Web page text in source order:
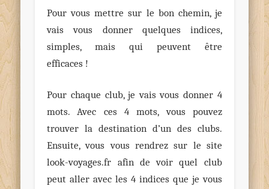
Pour vous mettre sur le bon chemin, je
vais vous donner quelques indices,
simples, mais qui peuvent être
efficaces !
Pour chaque club, je vais vous donner 4
mots. Avec ces 4 mots, vous pouvez
trouver la destination d’un des clubs.
Ensuite, vous vous rendrez sur le site
look-voyages.fr afin de voir quel club
peut aller avec les 4 indices que je vous